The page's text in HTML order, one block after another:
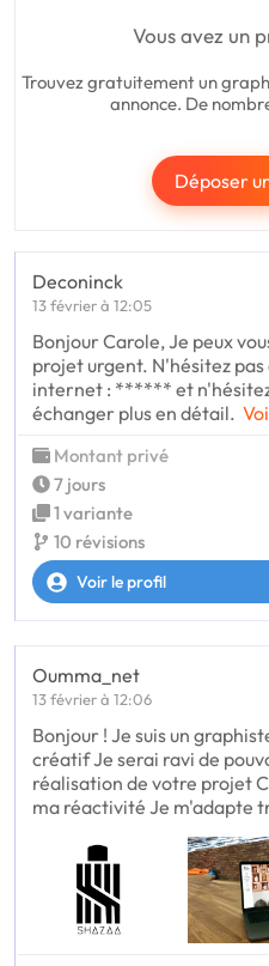
Vous avez un
Trouvez gratuitement un
annonce. De
Déposer
Deconinck
13 février à 12:05
Bonjour Carole, Je peux
projet urgent. N'hésitez
internet : ****** et
échanger plus en détail.
Montant privé
7 jours
1 variante
10 révisions
Voir le profil
Oumma_net
13 février à 12:06
Bonjour ! Je suis un
créatif Je serai ravi de
réalisation de votre projet
ma réactivité Je m'adapte